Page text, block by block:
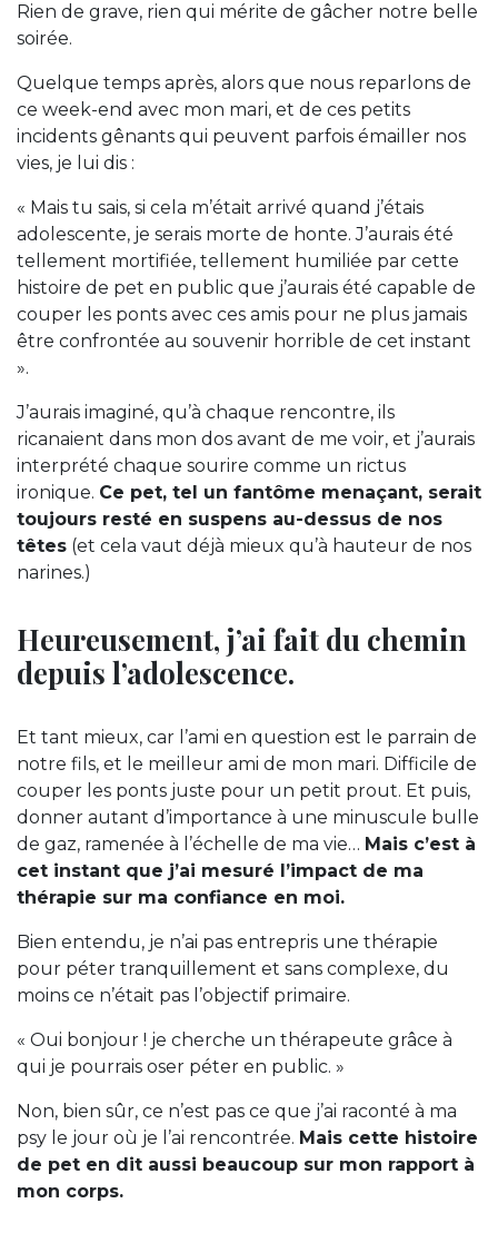
Rien de grave, rien qui mérite de gâcher notre belle
soirée.
Quelque temps après, alors que nous reparlons de
ce week-end avec mon mari, et de ces petits
incidents gênants qui peuvent parfois émailler nos
vies, je lui dis :
« Mais tu sais, si cela m’était arrivé quand j’étais
adolescente, je serais morte de honte. J’aurais été
tellement mortifiée, tellement humiliée par cette
histoire de pet en public que j’aurais été capable de
couper les ponts avec ces amis pour ne plus jamais
être confrontée au souvenir horrible de cet instant
».
J’aurais imaginé, qu’à chaque rencontre, ils
ricanaient dans mon dos avant de me voir, et j’aurais
interprété chaque sourire comme un rictus
ironique. Ce pet, tel un fantôme menaçant, serait
toujours resté en suspens au-dessus de nos
têtes (et cela vaut déjà mieux qu’à hauteur de nos
narines.)
Heureusement, j’ai fait du chemin
depuis l’adolescence.
Et tant mieux, car l’ami en question est le parrain de
notre fils, et le meilleur ami de mon mari. Difficile de
couper les ponts juste pour un petit prout. Et puis,
donner autant d’importance à une minuscule bulle
de gaz, ramenée à l’échelle de ma vie… Mais c’est à
cet instant que j’ai mesuré l’impact de ma
thérapie sur ma confiance en moi.
Bien entendu, je n’ai pas entrepris une thérapie
pour péter tranquillement et sans complexe, du
moins ce n’était pas l’objectif primaire.
« Oui bonjour ! je cherche un thérapeute grâce à
qui je pourrais oser péter en public. »
Non, bien sûr, ce n’est pas ce que j’ai raconté à ma
psy le jour où je l’ai rencontrée. Mais cette histoire
de pet en dit aussi beaucoup sur mon rapport à
mon corps.